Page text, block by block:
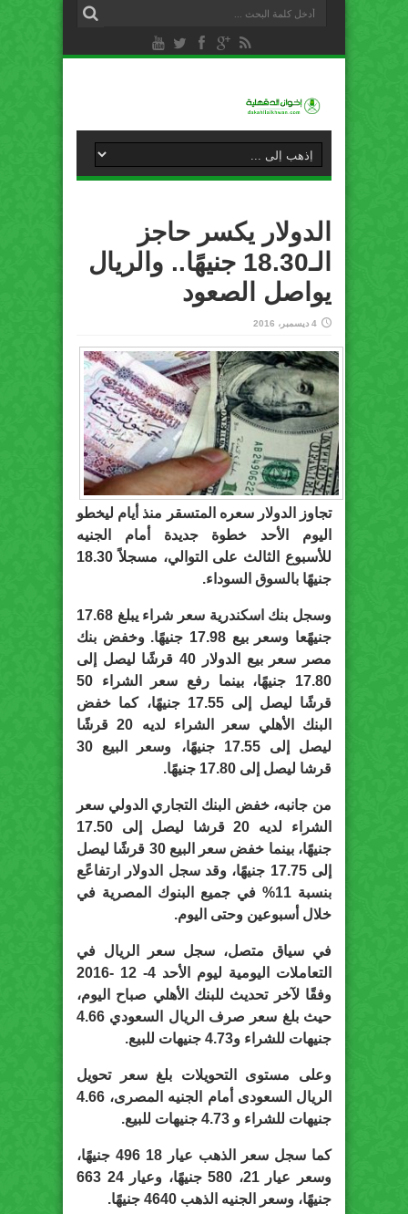
الدولار يكسر حاجز
الـ18.30 جنيهًا.. والريال
يواصل الصعود
4 ديسمبر، 2016
تجاوز الدولار سعره المتسقر منذ أيام ليخطو
اليوم الأحد خطوة جديدة أمام الجنيه
للأسبوع الثالث على التوالي، مسجلاً 18.30
جنيهًا بالسوق السوداء.
وسجل بنك اسكندرية سعر شراء يبلغ 17.68
جنيهًعا وسعر بيع 17.98 جنيهًا. وخفض بنك
مصر سعر بيع الدولار 40 قرشًا ليصل إلى
17.80 جنيهًا، بينما رفع سعر الشراء 50
قرشًا ليصل إلى 17.55 جنيهًا، كما خفض
البنك الأهلي سعر الشراء لديه 20 قرشًا
ليصل إلى 17.55 جنيهًا، وسعر البيع 30
قرشا ليصل إلى 17.80 جنيهًا.
من جانبه، خفض البنك التجاري الدولي سعر
الشراء لديه 20 قرشا ليصل إلى 17.50
جنيهًا، بينما خفض سعر البيع 30 قرشًا ليصل
إلى 17.75 جنيهًا، وقد سجل الدولار ارتفاعًع
بنسبة 11% في جميع البنوك المصرية في
خلال أسبوعين وحتى اليوم.
في سياق متصل، سجل سعر الريال في
التعاملات اليومية ليوم الأحد 4- 12 -2016
وفقًا لآخر تحديث للبنك الأهلي صباح اليوم،
حيث بلغ سعر صرف الريال السعودي 4.66
جنيهات للشراء و4.73 جنيهات للبيع.
وعلى مستوى التحويلات بلغ سعر تحويل
الريال السعودى أمام الجنيه المصرى، 4.66
جنيهات للشراء و 4.73 جنيهات للبيع.
كما سجل سعر الذهب عيار 18 496 جنيهًا،
وسعر عيار 21، 580 جنيهًا، وعيار 24 663
جنيهًا، وسعر الجنيه الذهب 4640 جنيهًا.